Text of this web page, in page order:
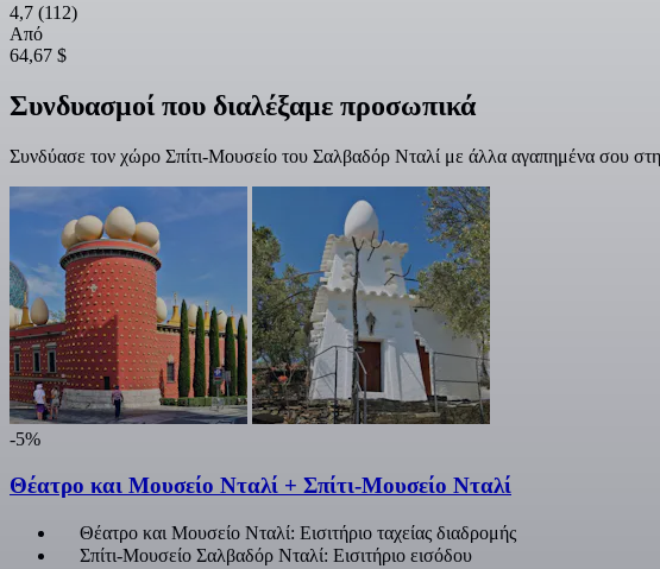
4,7 (112)
Από
64,67 $
Συνδυασμοί που διαλέξαμε προσωπικά
Συνδύασε τον χώρο Σπίτι-Μουσείο του Σαλβαδόρ Νταλί με άλλα αγαπημένα σου
-5%
Θέατρο και Μουσείο Νταλί + Σπίτι-Μουσείο Νταλί
Θέατρο και Μουσείο Νταλί: Εισιτήριο ταχείας διαδρομής
Σπίτι-Μουσείο Σαλβαδόρ Νταλί: Εισιτήριο εισόδου